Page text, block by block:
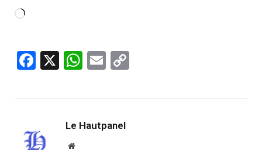
Facebook
X WhatsApp
Email
Le Hautpanel
Website